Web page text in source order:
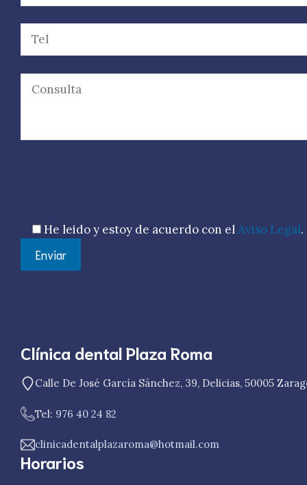
He leido y estoy de acuerdo con elAviso Legal.
Clínica dental Plaza Roma
Calle De José García Sánchez, 39, Delicias, 50005
Tel: 976 40 24 82
clinicadentalplazaroma@hotmail.com
Horarios